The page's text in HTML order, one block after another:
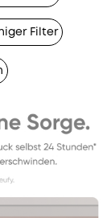
Filter